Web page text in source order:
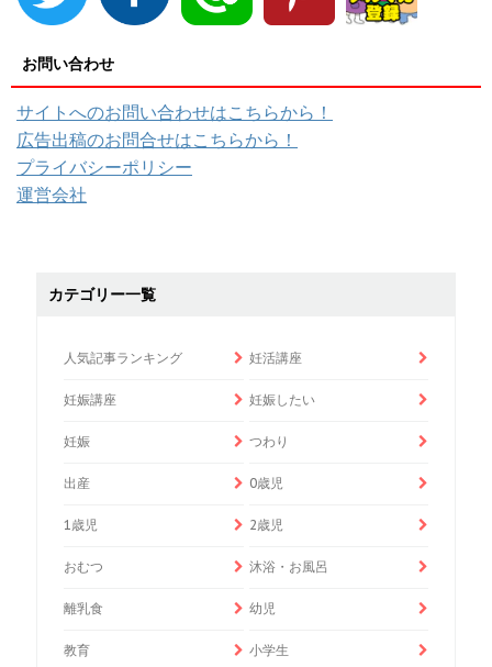
お問い合わせ
サイトへのお問い合わせはこちらから！
広告出稿のお問合せはこちらから！
プライバシーポリシー
運営会社
カテゴリー一覧
人気記事ランキング 妊活講座
妊娠講座 妊娠したい
妊娠 つわり
出産 0歳児
1歳児 2歳児
おむつ 沐浴・お風呂
離乳食 幼児
教育 小学生